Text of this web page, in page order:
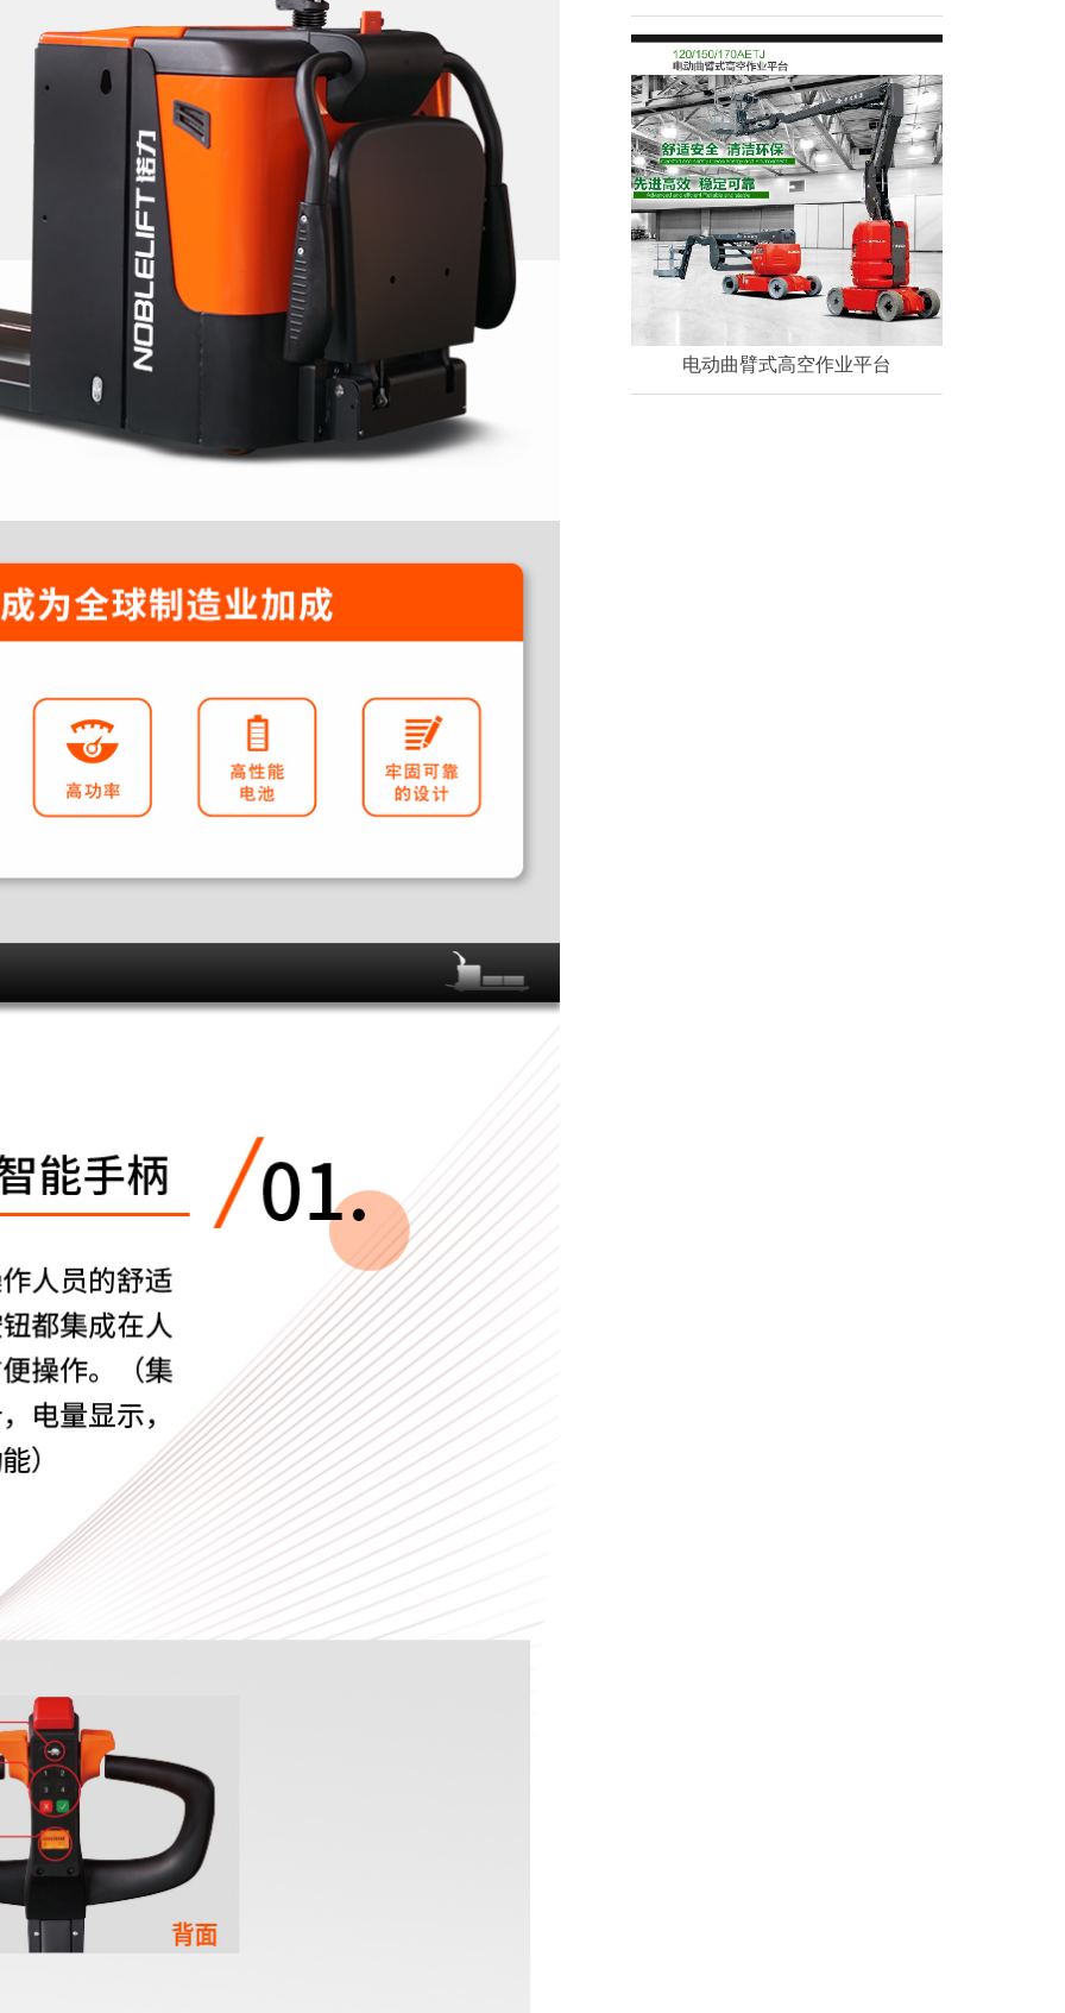
电动曲臂式高空作业平台